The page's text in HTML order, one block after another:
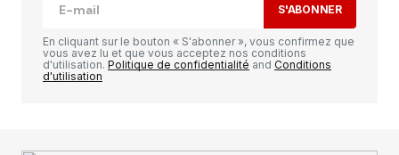
S'ABONNER
En cliquant sur le bouton « S'abonner », vous confirmez que
vous avez lu et que vous acceptez nos conditions
d'utilisation. Politique de confidentialité and Conditions
d'utilisation